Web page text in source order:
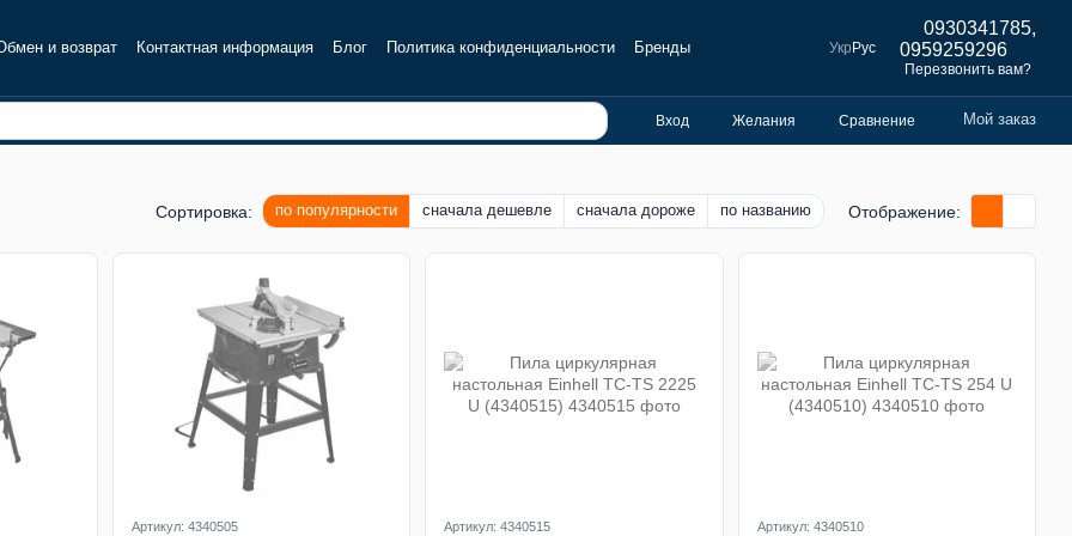
и возврат Контактная информация Блог Политика конфиденциальности
Бренды
Укр Рус
0930341785,
0959259296
Перезвонить вам?
Вход Желания Сравнение Мой заказ
Сортировка: по популярности сначала дешевле сначала дороже по названию Отображение:
Артикул: 4340505 Артикул: 4340515 Артикул: 4340510